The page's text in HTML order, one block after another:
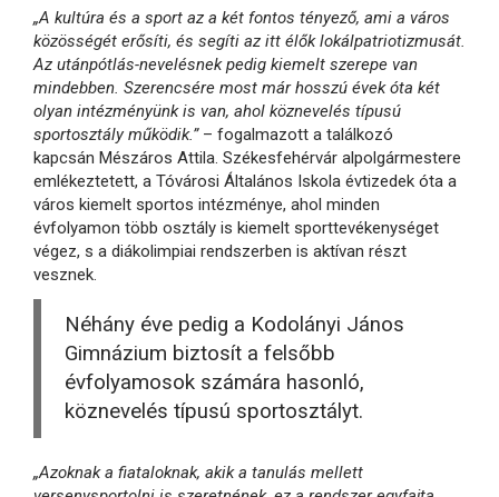
„A kultúra és a sport az a két fontos tényező, ami a város
közösségét erősíti, és segíti az itt élők lokálpatriotizmusát.
Az utánpótlás-nevelésnek pedig kiemelt szerepe van
mindebben. Szerencsére most már hosszú évek óta két
olyan intézményünk is van, ahol köznevelés típusú
sportosztály működik.”– fogalmazott a találkozó
kapcsán Mészáros Attila. Székesfehérvár alpolgármestere
emlékeztetett, a Tóvárosi Általános Iskola évtizedek óta a
város kiemelt sportos intézménye, ahol minden
évfolyamon több osztály is kiemelt sporttevékenységet
végez, s a diákolimpiai rendszerben is aktívan részt
vesznek.
Néhány éve pedig a Kodolányi János
Gimnázium biztosít a felsőbb
évfolyamosok számára hasonló,
köznevelés típusú sportosztályt.
„Azoknak a fiataloknak, akik a tanulás mellett